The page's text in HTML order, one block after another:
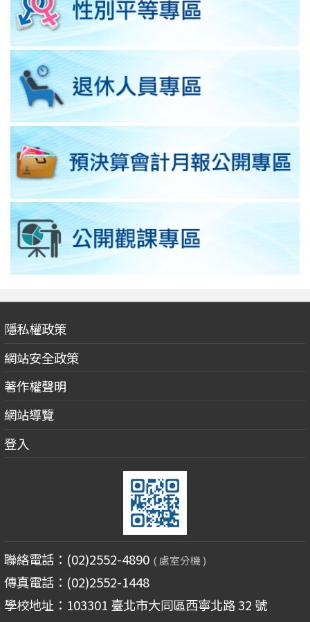
隱私權政策
網站安全政策
著作權聲明
網站導覽
登入
聯絡電話：(02)2552-4890 ( 處室分機 )
傳真電話：(02)2552-1448
學校地址：103301 臺北市大同區西寧北路 32 號